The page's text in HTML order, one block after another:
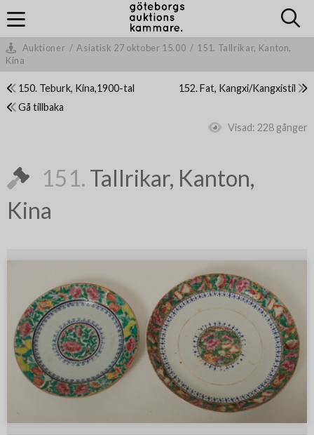
Auktioner / Asiatisk 27 oktober 15.00 / 151. Tallrikar, Kanton,
Kina
150. Teburk, Kina,1900-tal
152. Fat, Kangxi/Kangxistil
Gå tillbaka
Visad: 228 gånger
151. Tallrikar, Kanton,
Kina